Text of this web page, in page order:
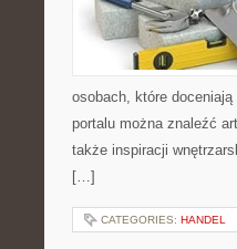
osobach, które
portalu można znaleźć
także inspiracji
[…]
CATEGORIES: HANDEL